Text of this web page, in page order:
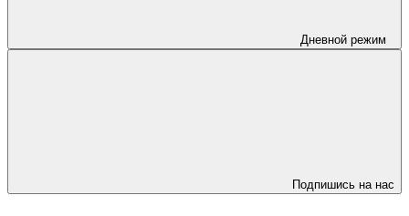
Дневной режим
Подпишись на нас